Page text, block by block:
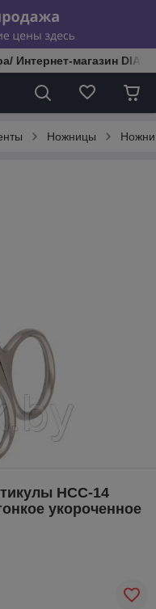
Интернет-магазин
Ножницы
НСС-14
укороченное